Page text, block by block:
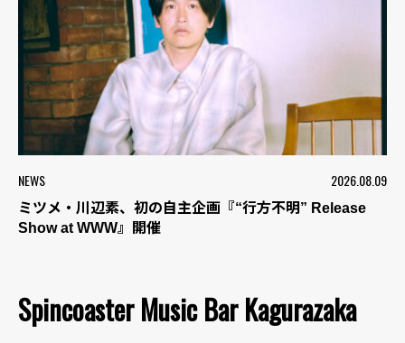
NEWS 2026.08.09
ミツメ・川辺素、初の自主企画『“行方不明” Release
Show at WWW』開催
Spincoaster Music Bar Kagurazaka